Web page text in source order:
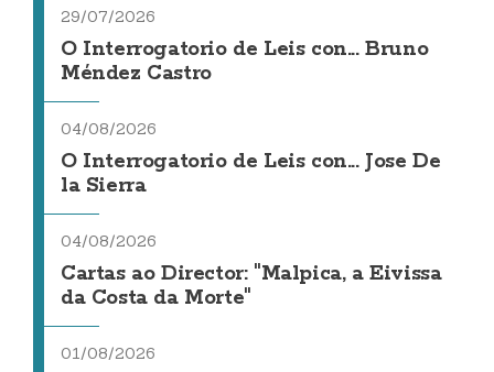
29/07/2026
O Interrogatorio de Leis con... Bruno
Méndez Castro
04/08/2026
O Interrogatorio de Leis con... Jose De
la Sierra
04/08/2026
Cartas ao Director: "Malpica, a Eivissa
da Costa da Morte"
01/08/2026